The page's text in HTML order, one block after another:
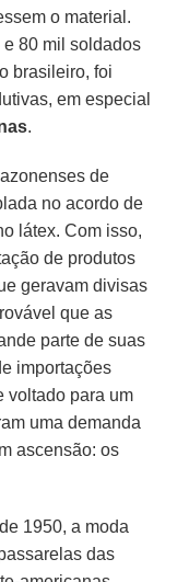
o material.
80 mil soldados
brasileiro, foi
em especial
.
de
no acordo de
látex. Com isso,
de produtos
geravam divisas
que as
parte de suas
importações
voltado para um
uma demanda
ascensão: os
1950, a moda
das